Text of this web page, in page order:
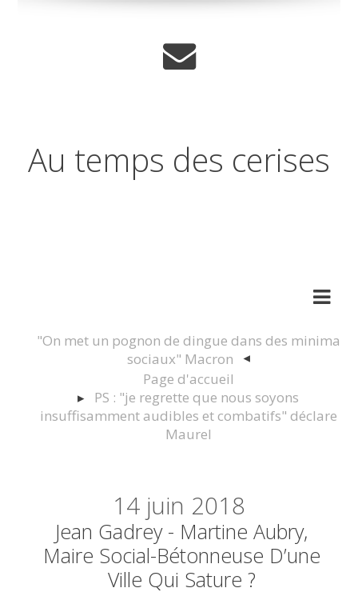
Au temps des cerises
"On met un pognon de dingue dans des minima
sociaux" Macron
Page d'accueil
PS : "je regrette que nous soyons
insuffisamment audibles et combatifs" déclare
Maurel
14 juin 2018
Jean Gadrey - Martine Aubry,
Maire Social-Bétonneuse D’une
Ville Qui Sature ?